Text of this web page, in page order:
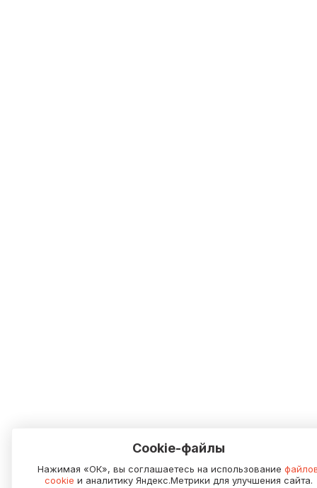
Cookie-файлы
Нажимая «ОК», вы соглашаетесь на использование
cookie и аналитику Яндекс.Метрики для улучшения сайта.